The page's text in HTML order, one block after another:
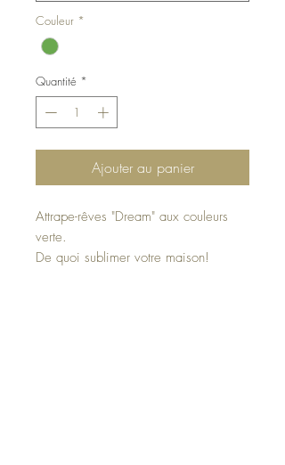
Couleur *
Quantité *
Ajouter au panier
Attrape-rêves "Dream" aux couleurs
verte.
De quoi sublimer votre maison!